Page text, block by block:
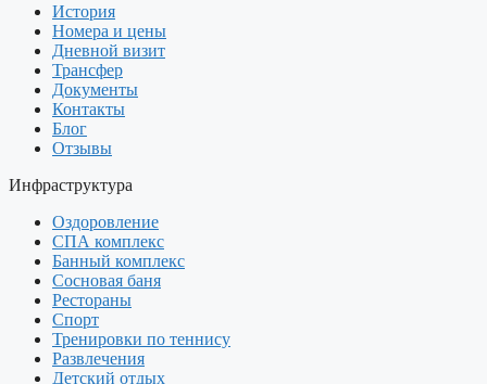
История
Номера и цены
Дневной визит
Трансфер
Документы
Контакты
Блог
Отзывы
Инфраструктура
Оздоровление
СПА комплекс
Банный комплекс
Сосновая баня
Рестораны
Спорт
Тренировки по теннису
Развлечения
Детский отдых